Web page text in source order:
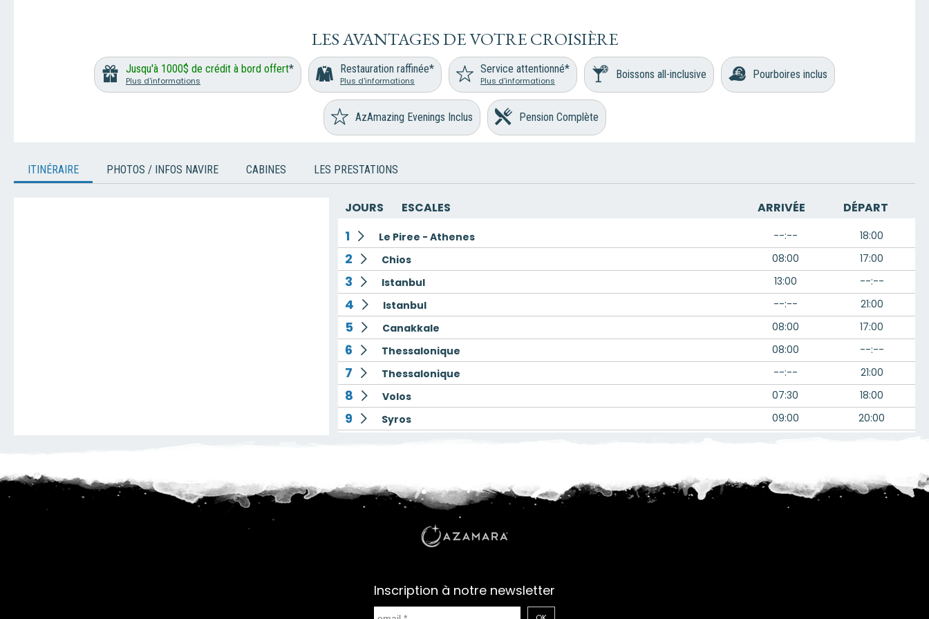
LES AVANTAGES DE VOTRE CROISIÈRE
Jusqu'à 1000$ de crédit à bord offert*
Plus d'informations
Restauration raffinée*
Plus d'informations
Service attentionné*
Plus d'informations Boissons all-inclusive Pourboires inclus
AzAmazing Evenings Inclus Pension Complète
ITINÉRAIRE PHOTOS / INFOS NAVIRE CABINES LES PRESTATIONS
JOURS ESCALES ARRIVÉE DÉPART
1 Le Piree - Athenes --:-- 18:00
2 Chios 08:00 17:00
3 Istanbul 13:00 --:--
4 Istanbul --:-- 21:00
5 Canakkale 08:00 17:00
6 Thessalonique 08:00 --:--
7 Thessalonique --:-- 21:00
8 Volos 07:30 18:00
9 Syros 09:00 20:00
12 Le Piree - Athenes 05:00 --:--
Inscription à notre newsletter